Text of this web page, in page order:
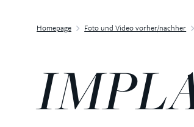
Homepage Foto und Video vorher/nachher